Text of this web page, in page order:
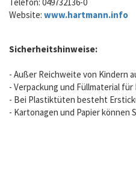
Website: www.hartmann.info
Sicherheitshinweise:
- Außer Reichweite von Kindern
- Verpackung und Füllmaterial
- Bei Plastiktüten besteht
- Kartonagen und Papier